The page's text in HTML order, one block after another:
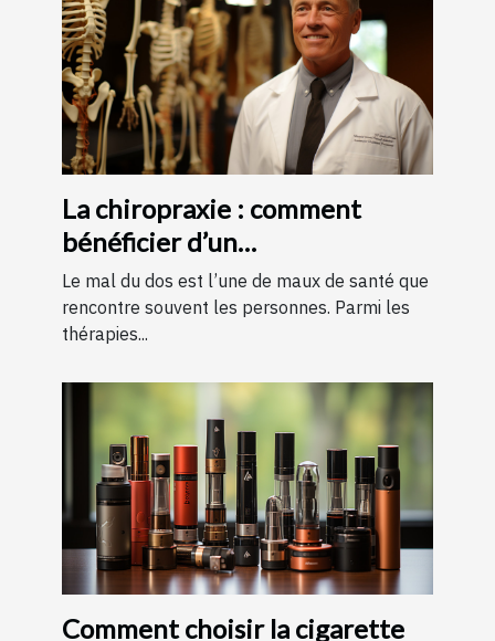
La chiropraxie : comment
bénéficier d’un
remboursement ?
Le mal du dos est l’une de maux de santé que
rencontre souvent les personnes. Parmi les
thérapies...
Comment choisir la cigarette